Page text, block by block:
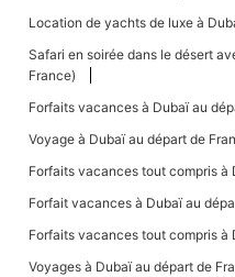
Location de yachts de luxe à
Safari en soirée dans le désert
France)
Forfaits vacances à Dubaï au
Voyage à Dubaï au départ de
Forfaits vacances tout compris à
Forfait vacances à Dubaï au
Forfaits vacances tout compris à
Voyages à Dubaï au départ de